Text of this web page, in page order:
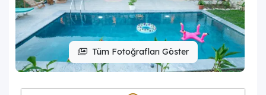
Tüm Fotoğrafları Göster